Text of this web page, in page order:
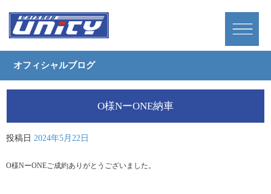
オフィシャルブログ
O様NーONE納車
投稿日 2024年5月22日
O様NーONEご成約ありがとうございました。